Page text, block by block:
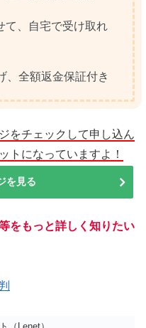
て、自宅で受け取れ
、全額返金保証付き
をチェックして申し込ん
トになっていますよ！
を見る
をもっと詳しく知りたい